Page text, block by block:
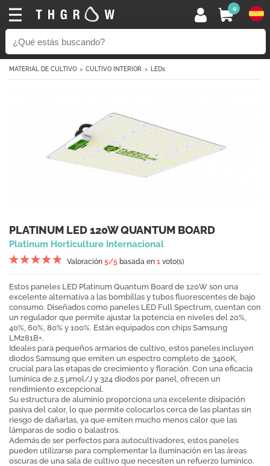
0
MATERIAL DE CULTIVO CULTIVO INTERIOR LEDs
PLATINUM LED 120W QUANTUM BOARD
Platinum Horticulture Internacional
Valoración 5/5 basada en 1 voto(s)
Estos paneles LED Platinum Quantum Board de 120W son una
excelente alternativa a las bombillas y tubos fluorescentes de bajo
consumo. Diseñados como paneles LED Full Spectrum, cuentan con
un regulador que permite ajustar la potencia en niveles del 20%,
40%, 60%, 80% y 100%. Están equipados con chips Samsung
LM281B+.
Ideales para pequeños armarios de cultivo, estos paneles incluyen
diodos Samsung que emiten un espectro completo de 3400K,
crucial para las etapas de crecimiento y floración. Con una eficacia
lumínica de 2.5 μmol/J y 324 diodos por panel, ofrecen un
rendimiento excepcional.
Su estructura de aluminio proporciona una excelente disipación
pasiva del calor, lo que permite colocarlos cerca de las plantas sin
riesgo de dañarlas, ya que emiten mucho menos calor que las
lámparas de sodio o balastros.
Además de ser perfectos para autocultivadores, estos paneles
pueden utilizarse para complementar la iluminación en las áreas
oscuras de una sala de cultivo que necesiten un refuerzo lumínico.